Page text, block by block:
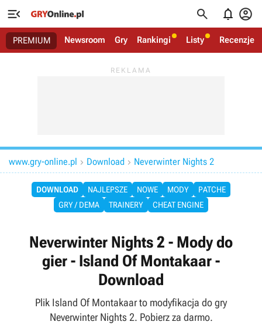
   
PREMIUM Newsroom Gry Rankingi Listy Recenzje
www.gry-online.pl  Download  Neverwinter Nights 2
DOWNLOAD NAJLEPSZE NOWE MODY
PATCHE
GRY / DEMA
TRAINERY CHEAT ENGINE
Neverwinter Nights 2 - Mody do
gier - Island Of Montakaar -
Download
Plik Island Of Montakaar to modyfikacja do gry
Neverwinter Nights 2. Pobierz za darmo.